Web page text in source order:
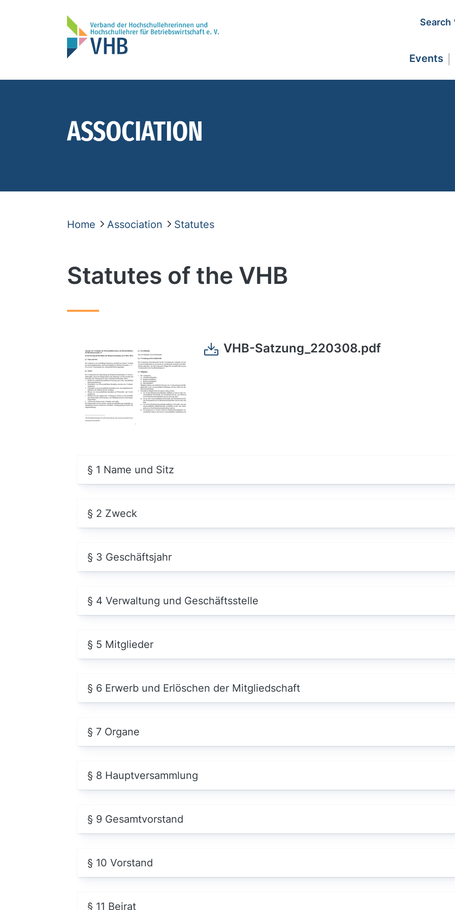
Search
Events
ASSOCIATION
Home Association Statutes
Statutes of the VHB
VHB-Satzung_220308.pdf
§ 1 Name und Sitz
§ 2 Zweck
§ 3 Geschäftsjahr
§ 4 Verwaltung und Geschäftsstelle
§ 5 Mitglieder
§ 6 Erwerb und Erlöschen der Mitgliedschaft
§ 7 Organe
§ 8 Hauptversammlung
§ 9 Gesamtvorstand
§ 10 Vorstand
§ 11 Beirat